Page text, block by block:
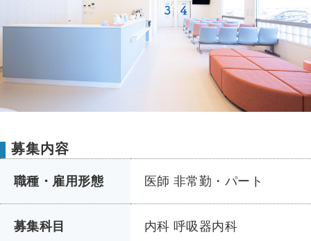
募集内容
職種・雇用形態 医師 非常勤・パート
募集科目 内科 呼吸器内科